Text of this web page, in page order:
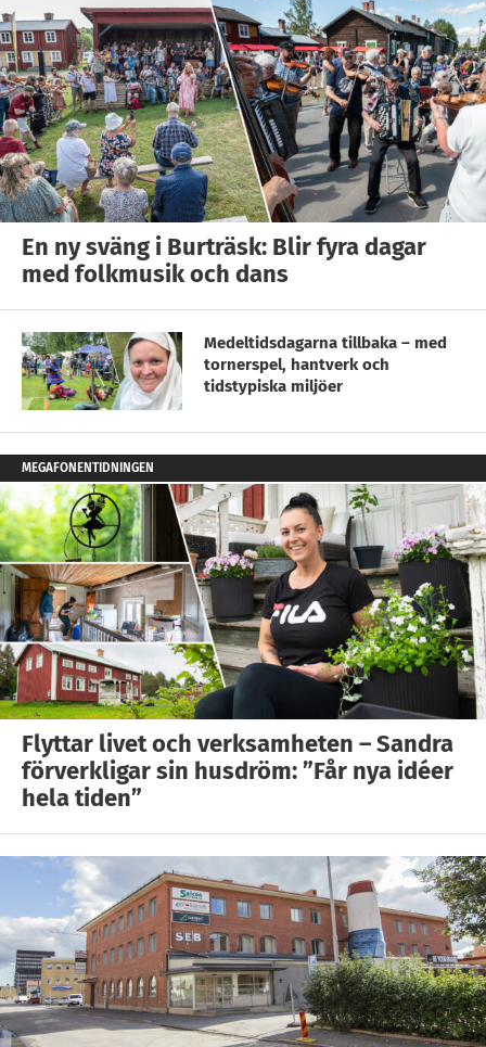
En ny sväng i Burträsk: Blir fyra dagar
med folkmusik och dans
Medeltidsdagarna tillbaka – med
tornerspel, hantverk och
tidstypiska miljöer
MEGAFONENTIDNINGEN
Flyttar livet och verksamheten – Sandra
förverkligar sin husdröm: ”Får nya idéer
hela tiden”